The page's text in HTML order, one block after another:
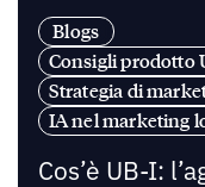
Blogs
Consigli prodotto
Strategia di
IA nel marketing
Cos’è UB-I: